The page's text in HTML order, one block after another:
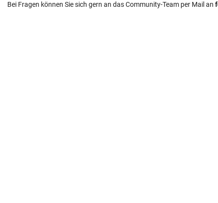
Bei Fragen können Sie sich gern an das Community-Team per Mail an